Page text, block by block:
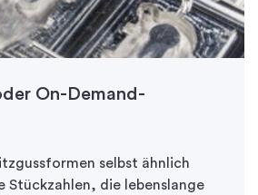
On-Demand-
selbst ähnlich
Stückzahlen, die lebenslange